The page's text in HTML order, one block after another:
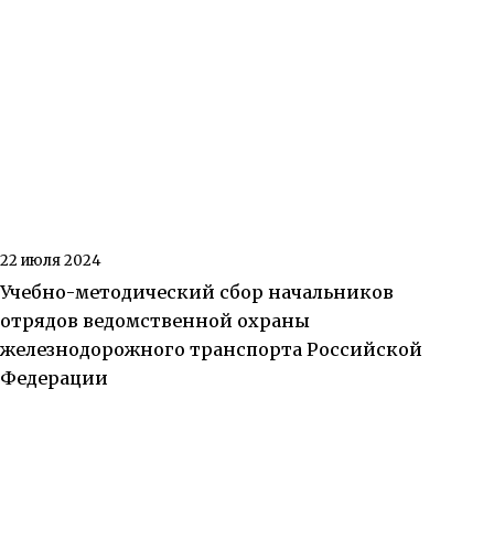
22 июля 2024
Учебно-методический сбор начальников
отрядов ведомственной охраны
железнодорожного транспорта Российской
Федерации